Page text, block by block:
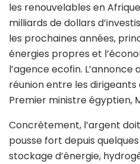
les renouvelables en
milliards de dollars
les prochaines années,
énergies propres et
l’agence ecofin. L’annonce
réunion entre les
Premier ministre égyptien,
Concrètement, l’argent
pousse fort depuis
stockage d’énergie,